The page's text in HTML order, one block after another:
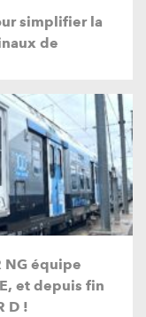
simplifier la
de
NG équipe
et depuis fin
D !